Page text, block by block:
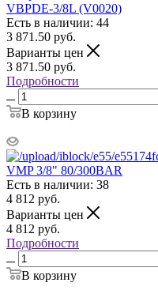
VBPDE-3/8L (V0020)
Есть в наличии: 44
3 871.50 руб.
Варианты цен
3 871.50 руб.
Подробности
В корзину
VMP 3/8" 80/300BAR
Есть в наличии: 38
4 812 руб.
Варианты цен
4 812 руб.
Подробности
В корзину